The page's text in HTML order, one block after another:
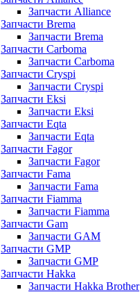
Запчасти Alliance
Запчасти Brema
Запчасти Brema
Запчасти Carboma
Запчасти Carboma
Запчасти Cryspi
Запчасти Cryspi
Запчасти Eksi
Запчасти Eksi
Запчасти Eqta
Запчасти Eqta
Запчасти Fagor
Запчасти Fagor
Запчасти Fama
Запчасти Fama
Запчасти Fiamma
Запчасти Fiamma
Запчасти Gam
Запчасти GAM
Запчасти GMP
Запчасти GMP
Запчасти Hakka
Запчасти Hakka Brother